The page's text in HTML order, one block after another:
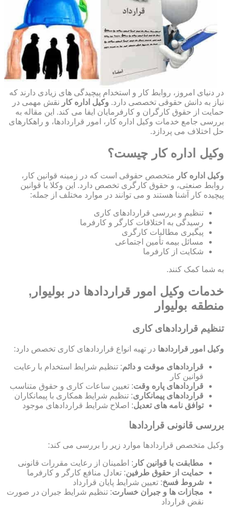
در دنیای امروز، روابط کار و استخدام پیچیدگی های زیادی دارند که
نیاز به دانش حقوقی تخصصی دارد. وکیل اداره کار نقش مهمی در
حمایت از حقوق کارگران و کارفرمایان ایفا می کند. این مقاله به
بررسی جامع خدمات وکیل اداره کار، امور قراردادها، و راهکارهای
حل اختلاف می پردازد.
وکیل اداره کار چیست؟
وکیل اداره کار متخصص حقوقی است که در زمینه قوانین کار،
روابط صنعتی، و حقوق کارگری تخصص دارد. این وکلا با قوانین
پیچیده کار آشنا هستند و می توانند در موارد مختلف از جمله:
تنظیم و بررسی قراردادهای کاری
رسیدگی به اختلافات کارگر و کارفرما
پیگیری مطالبات کارگری
مسائل بیمه تأمین اجتماعی
شکایت از کارفرما
به شما کمک کنند.
خدمات وکیل امور قراردادها در بولیوار,
منطقه بولیوار
تنظیم قراردادهای کاری
وکیل امور قراردادها در تهیه انواع قراردادهای کاری تخصص دارد:
قراردادهای موقت و دائم: تنظیم شرایط استخدام با رعایت
قوانین کار
قراردادهای پاره وقت: تعیین ساعات کاری و حقوق متناسب
قراردادهای پیمانکاری: تنظیم شرایط همکاری با پیمانکاران
توافق نامه های تعدیل: اصلاح شرایط قراردادهای موجود
بررسی قانونی قراردادها
وکیل متخصص قراردادها موارد زیر را بررسی می کند:
مطابقت با قوانین کار : اطمینان از رعایت مقررات قانونی
حمایت از حقوق طرفین: تعادل منافع کارگر و کارفرما
شروط فسخ: تعیین شرایط پایان قرارداد
مجازات ها و جبران خسارت: تنظیم شرایط جبران در صورت
نقض قرارداد